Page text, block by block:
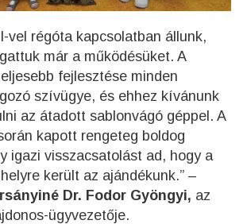
vel régóta kapcsolatban állunk,
már a működésüket. A
fejlesztése minden
szívügye, és ehhez kívánunk
az átadott sablonvágó géppel. A
kapott rengeteg boldog
igazi visszacsatolást ad, hogy a
került az ajándékunk.” –
Dr. Fodor Gyöngyi, az
ügyvezetője.